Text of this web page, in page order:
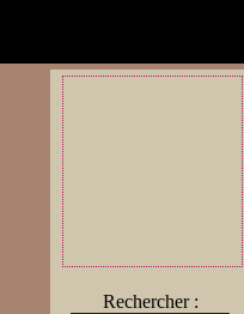
Rechercher :